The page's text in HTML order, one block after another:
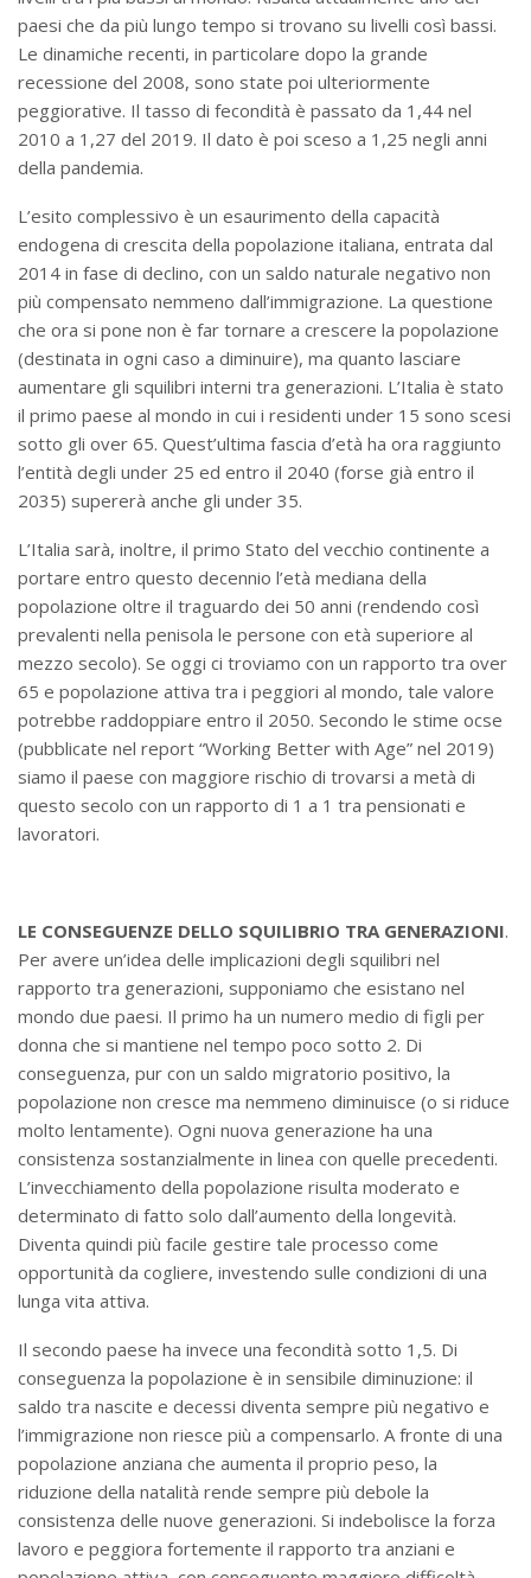
paesi che da più lungo tempo si trovano su livelli così bassi.
Le dinamiche recenti, in particolare dopo la grande
recessione del 2008, sono state poi ulteriormente
peggiorative. Il tasso di fecondità è passato da 1,44 nel
2010 a 1,27 del 2019. Il dato è poi sceso a 1,25 negli anni
della pandemia.
L’esito complessivo è un esaurimento della capacità
endogena di crescita della popolazione italiana, entrata dal
2014 in fase di declino, con un saldo naturale negativo non
più compensato nemmeno dall’immigrazione. La questione
che ora si pone non è far tornare a crescere la popolazione
(destinata in ogni caso a diminuire), ma quanto lasciare
aumentare gli squilibri interni tra generazioni. L’Italia è stato
il primo paese al mondo in cui i residenti under 15 sono scesi
sotto gli over 65. Quest’ultima fascia d’età ha ora raggiunto
l’entità degli under 25 ed entro il 2040 (forse già entro il
2035) supererà anche gli under 35.
L’Italia sarà, inoltre, il primo Stato del vecchio continente a
portare entro questo decennio l’età mediana della
popolazione oltre il traguardo dei 50 anni (rendendo così
prevalenti nella penisola le persone con età superiore al
mezzo secolo). Se oggi ci troviamo con un rapporto tra over
65 e popolazione attiva tra i peggiori al mondo, tale valore
potrebbe raddoppiare entro il 2050. Secondo le stime ocse
(pubblicate nel report “Working Better with Age” nel 2019)
siamo il paese con maggiore rischio di trovarsi a metà di
questo secolo con un rapporto di 1 a 1 tra pensionati e
lavoratori.
LE CONSEGUENZE DELLO SQUILIBRIO TRA GENERAZIONI.
Per avere un’idea delle implicazioni degli squilibri nel
rapporto tra generazioni, supponiamo che esistano nel
mondo due paesi. Il primo ha un numero medio di figli per
donna che si mantiene nel tempo poco sotto 2. Di
conseguenza, pur con un saldo migratorio positivo, la
popolazione non cresce ma nemmeno diminuisce (o si riduce
molto lentamente). Ogni nuova generazione ha una
consistenza sostanzialmente in linea con quelle precedenti.
L’invecchiamento della popolazione risulta moderato e
determinato di fatto solo dall’aumento della longevità.
Diventa quindi più facile gestire tale processo come
opportunità da cogliere, investendo sulle condizioni di una
lunga vita attiva.
Il secondo paese ha invece una fecondità sotto 1,5. Di
conseguenza la popolazione è in sensibile diminuzione: il
saldo tra nascite e decessi diventa sempre più negativo e
l’immigrazione non riesce più a compensarlo. A fronte di una
popolazione anziana che aumenta il proprio peso, la
riduzione della natalità rende sempre più debole la
consistenza delle nuove generazioni. Si indebolisce la forza
lavoro e peggiora fortemente il rapporto tra anziani e